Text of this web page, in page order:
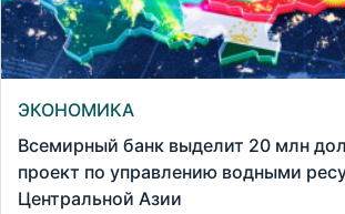
ЭКОНОМИКА
Всемирный банк выделит 20 млн
проект по управлению водными
Центральной Азии